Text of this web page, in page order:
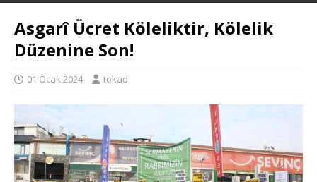
Asgarî Ücret Köleliktir, Kölelik
Düzenine Son!
01 Ocak 2024 tokad